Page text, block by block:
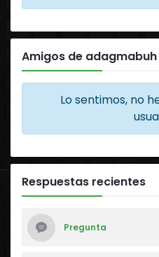
Amigos de adagmabuh
Lo sentimos, no
Respuestas recientes
Pregunta